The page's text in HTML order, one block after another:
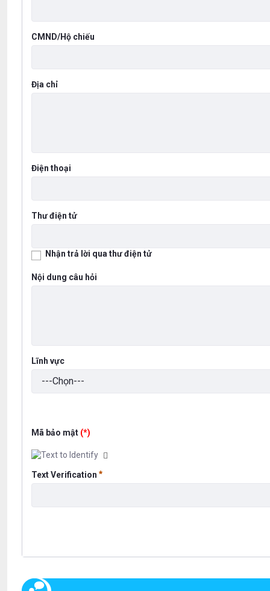
CMND/Hộ chiếu
Địa chỉ
Điện thoại
Thư điện tử
Nhận trả lời qua thư điện tử
Nội dung câu hỏi
Lĩnh vực
Mã bảo mật (*)
Text Verification